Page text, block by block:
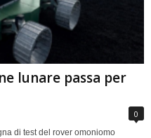
lunare passa per
0
di test del rover omoniomo